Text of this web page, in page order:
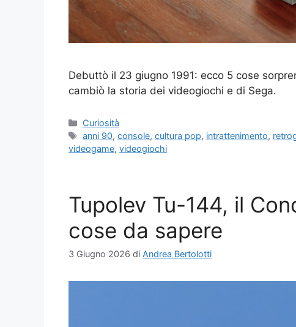
Debuttò il 23 giugno 1991: ecco 5 cose
cambiò la storia dei videogiochi e di Sega.
Categorie
Curiosità
Tag
anni 90,console,cultura pop, intrattenimento,
videogame, videogiochi
Tupolev Tu-144, il
cose da sapere
3 Giugno 2026 di Andrea Bertolotti